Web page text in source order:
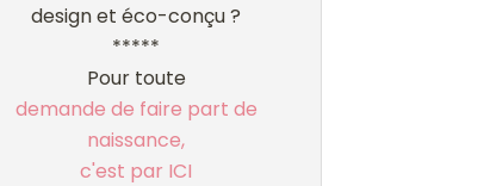
design et éco-conçu ?
*****
Pour toute
demande de faire part de
naissance,
c'est par ICI